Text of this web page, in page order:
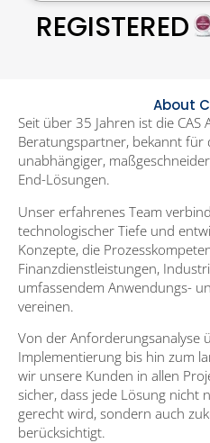
REGISTERED
About
Seit über 35 Jahren ist die CAS
Beratungspartner, bekannt für
unabhängiger,
End-Lösungen.
Unser erfahrenes Team
technologischer Tiefe und
Konzepte, die
Finanzdienstleistungen,
umfassendem Anwendungs-
vereinen.
Von der Anforderungsanalyse
Implementierung bis hin zum
wir unsere Kunden in allen
sicher, dass jede Lösung nicht
gerecht wird, sondern auch
berücksichtigt.